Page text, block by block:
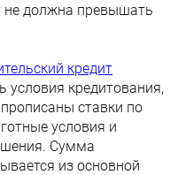
должна превышать
кредит
условия кредитования,
ставки по
условия и
Сумма
из основной